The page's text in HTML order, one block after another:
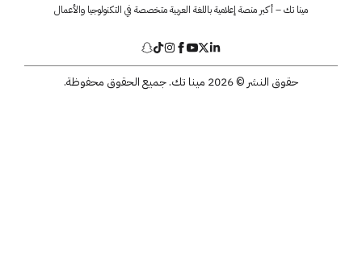
مينا تك – أكبر منصة إعلامية باللغة العربية متخصصة في التكنولوجيا والأعمال
حقوق النشر © 2026 مينا تك. جميع الحقوق محفوظة.